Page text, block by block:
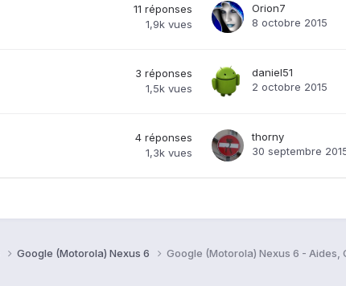
11 réponses
1,9k vues
Orion7
8 octobre 2015
3 réponses
1,5k vues
daniel51
2 octobre 2015
4 réponses
1,3k vues
thorny
30 septembre
Google (Motorola) Nexus 6 Google (Motorola) Nexus 6 - Aides,